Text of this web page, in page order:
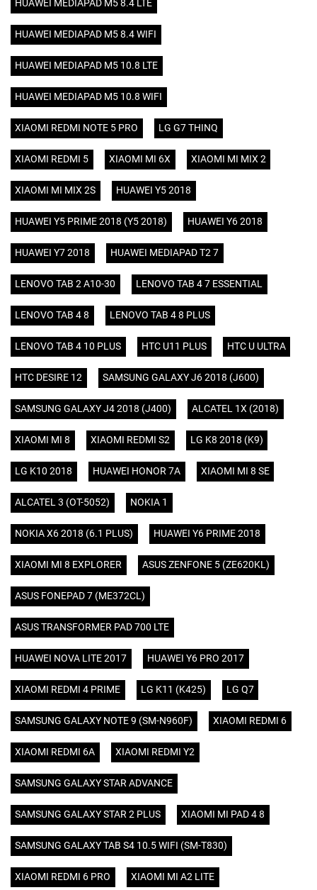
HUAWEI MEDIAPAD M5 8.4 LTE
HUAWEI MEDIAPAD M5 8.4 WIFI
HUAWEI MEDIAPAD M5 10.8 LTE
HUAWEI MEDIAPAD M5 10.8 WIFI
XIAOMI REDMI NOTE 5 PRO LG G7 THINQ
XIAOMI REDMI 5 XIAOMI MI 6X XIAOMI MI MIX 2
XIAOMI MI MIX 2S HUAWEI Y5 2018
HUAWEI Y5 PRIME 2018 (Y5 2018) HUAWEI Y6 2018
HUAWEI Y7 2018 HUAWEI MEDIAPAD T2 7
LENOVO TAB 2 A10-30 LENOVO TAB 4 7 ESSENTIAL
LENOVO TAB 4 8 LENOVO TAB 4 8 PLUS
LENOVO TAB 4 10 PLUS HTC U11 PLUS HTC U ULTRA
HTC DESIRE 12 SAMSUNG GALAXY J6 2018 (J600)
SAMSUNG GALAXY J4 2018 (J400) ALCATEL 1X (2018)
XIAOMI MI 8 XIAOMI REDMI S2 LG K8 2018 (K9)
LG K10 2018 HUAWEI HONOR 7A XIAOMI MI 8 SE
ALCATEL 3 (OT-5052) NOKIA 1
NOKIA X6 2018 (6.1 PLUS) HUAWEI Y6 PRIME 2018
XIAOMI MI 8 EXPLORER ASUS ZENFONE 5 (ZE620KL)
ASUS FONEPAD 7 (ME372CL)
ASUS TRANSFORMER PAD 700 LTE
HUAWEI NOVA LITE 2017 HUAWEI Y6 PRO 2017
XIAOMI REDMI 4 PRIME LG K11 (K425) LG Q7
SAMSUNG GALAXY NOTE 9 (SM-N960F) XIAOMI REDMI 6
XIAOMI REDMI 6A XIAOMI REDMI Y2
SAMSUNG GALAXY STAR ADVANCE
SAMSUNG GALAXY STAR 2 PLUS XIAOMI MI PAD 4 8
SAMSUNG GALAXY TAB S4 10.5 WIFI (SM-T830)
XIAOMI REDMI 6 PRO XIAOMI MI A2 LITE